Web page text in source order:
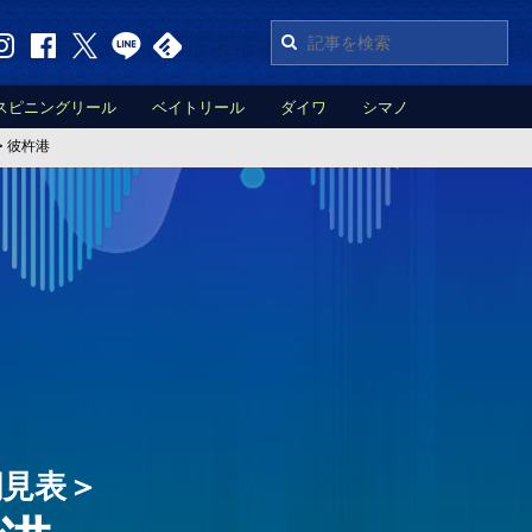
ピニングリール ベイトリール ダイワ シマノ
彼杵港
表＞